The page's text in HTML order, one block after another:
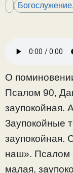
О
Псалом 90,
заупокойная.
Заупокойные
заупокойная.
наш». Псалом
малая,